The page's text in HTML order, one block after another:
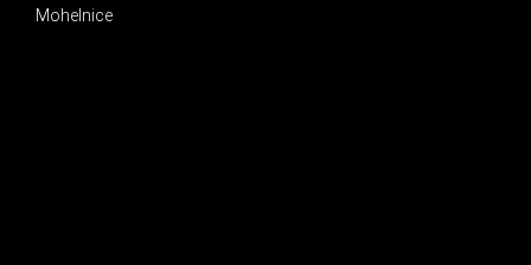
Mohelnice